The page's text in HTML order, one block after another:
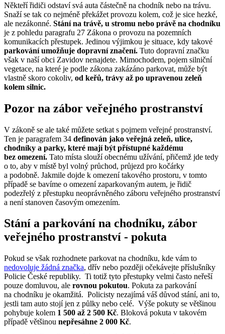
Někteří řidiči odstaví svá auta částečně na chodník nebo na trávu.
Snaží se tak co nejméně překážet provozu kolem, což je sice hezké,
ale nezákonné. Stání na trávě, u stromu nebo právě na chodníku
je z pohledu paragrafu 27 Zákona o provozu na pozemních
komunikacích přestupek. Jedinou výjimkou je situace, kdy takové
parkování umožňuje dopravní značení. Tuto dopravní značku
však v naší obci Zavidov nenajdete. Mimochodem, pojem silniční
vegetace, na které je podle zákona zakázáno parkovat, může být
vlastně skoro cokoliv, od keřů, trávy až po upravenou zeleň
kolem silnic.
Pozor na zábor veřejného prostranství
V zákoně se ale také můžete setkat s pojmem veřejné prostranství.
Ten je paragrafem 34 definován jako veřejná zeleň, ulice,
chodníky a parky, které mají být přístupné každému
bez omezení. Tato místa slouží obecnému užívání, přičemž jde tedy
o to, aby v místě byl volný průchod, průjezd pro kočárky
a podobně. Jakmile dojde k omezení takového prostoru, v tomto
případě se bavíme o omezení zaparkovaným autem, je řidič
podezřelý z přestupku neoprávněného záboru veřejného prostranství
a není stanoven časovým omezením.
Stání a parkování na chodníku, zábor
veřejného prostranství - pokuta
Pokud se však rozhodnete parkovat na chodníku, kde vám to
nedovoluje žádná značka, dřív nebo později očekávejte příslušníky
Policie České republiky. Ti totiž tyto přestupky velmi často neřeší
pouze domluvou, ale rovnou pokutou. Pokuta za parkování
na chodníku je okamžitá. Policisty nezajímá váš důvod stání, ani to,
jestli tam auto stojí jen z půlky nebo celé. Výše pokuty se většinou
pohybuje kolem 1 500 až 2 500 Kč. Bloková pokuta v takovém
případě většinou nepřesáhne 2 000 Kč.